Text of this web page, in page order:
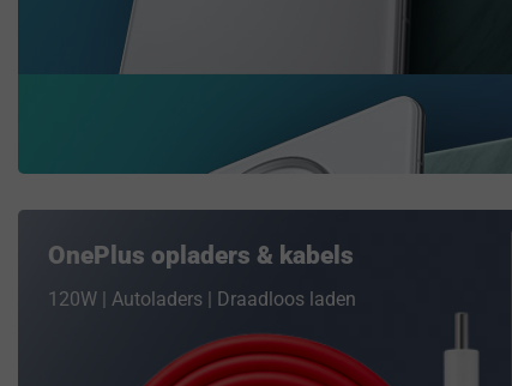
OnePlus opladers & kabels
120W | Autoladers | Draadloos laden